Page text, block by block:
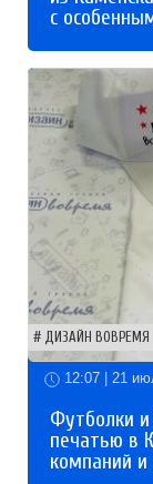
с
ДИЗАЙН ВОВРЕМЯ
12:07 | 21
Футболки и
печатью в
компаний